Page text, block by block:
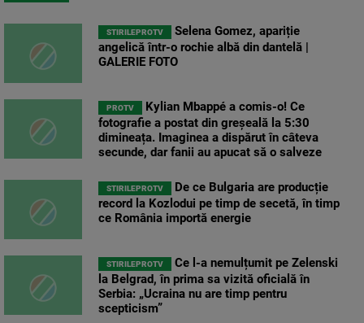
STIRILEPROTV
Selena Gomez, apariție
angelică într-o rochie albă din dantelă |
GALERIE FOTO
PROTV
Kylian Mbappé a comis-o! Ce
fotografie a postat din greșeală la 5:30
dimineața. Imaginea a dispărut în câteva
secunde, dar fanii au apucat să o salveze
STIRILEPROTV
De ce Bulgaria are producție
record la Kozlodui pe timp de secetă, în timp
ce România importă energie
STIRILEPROTV
Ce l-a nemulțumit pe Zelenski
la Belgrad, în prima sa vizită oficială în
Serbia: „Ucraina nu are timp pentru
scepticism”